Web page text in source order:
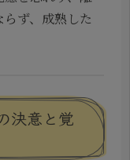
ず、成熟した
決意と覚